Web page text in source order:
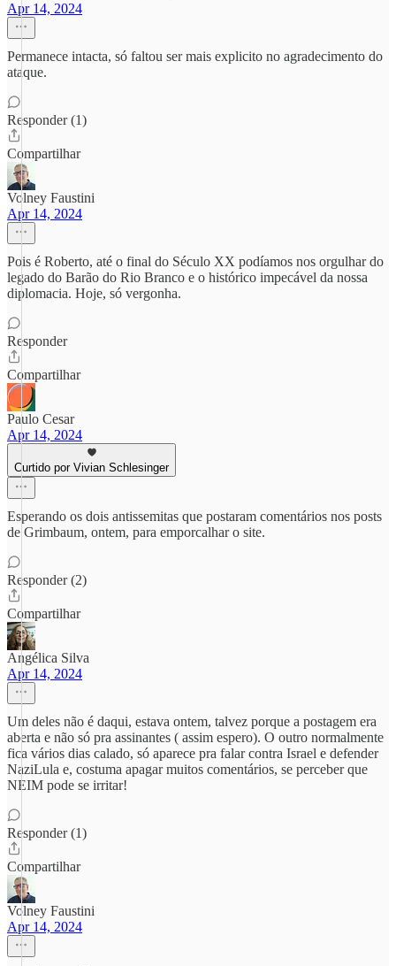
Apr 14, 2024
Permanece intacta, só faltou ser mais explicito no agradecimento do
ataque.
Responder (1)
Compartilhar
Volney Faustini
Apr 14, 2024
Pois é Roberto, até o final do Século XX podíamos nos orgulhar do
legado do Barão do Rio Branco e o histórico impecável da nossa
diplomacia. Hoje, só vergonha.
Responder
Compartilhar
Paulo Cesar
Apr 14, 2024
Curtido por Vivian Schlesinger
Esperando os dois antissemitas que postaram comentários nos posts
de Grimbaum, ontem, para emporcalhar o site.
Responder (2)
Compartilhar
Angélica Silva
Apr 14, 2024
Um deles não é daqui, estava ontem, talvez porque a postagem era
aberta e não só pra assinantes ( assim espero). O outro normalmente
fica vários dias calado, só aparece pra falar contra Israel e defender
NaziLula e, costuma apagar muitos comentários, se perceber que
NEIM pode se irritar!
Responder (1)
Compartilhar
Volney Faustini
Apr 14, 2024